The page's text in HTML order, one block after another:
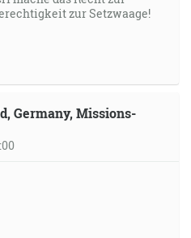
zur Setzwaage!
Germany, Missions-